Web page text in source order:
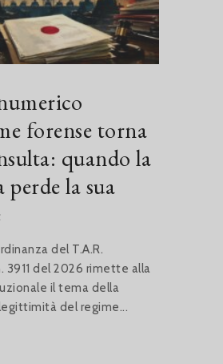
forense torna
quando la
la sua
del T.A.R.
3911 del 2026 rimette alla
il tema della
del regime...